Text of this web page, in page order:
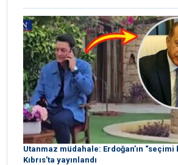
Utanmaz müdahale: Erdoğan’ın “seçimi
Kıbrıs’ta yayınlandı